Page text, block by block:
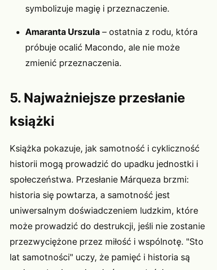
symbolizuje magię i przeznaczenie.
Amaranta Urszula – ostatnia z rodu, która
próbuje ocalić Macondo, ale nie może
zmienić przeznaczenia.
5. Najważniejsze przesłanie
książki
Książka pokazuje, jak samotność i cykliczność
historii mogą prowadzić do upadku jednostki i
społeczeństwa. Przesłanie Márqueza brzmi:
historia się powtarza, a samotność jest
uniwersalnym doświadczeniem ludzkim, które
może prowadzić do destrukcji, jeśli nie zostanie
przezwyciężone przez miłość i wspólnotę. "Sto
lat samotności" uczy, że pamięć i historia są